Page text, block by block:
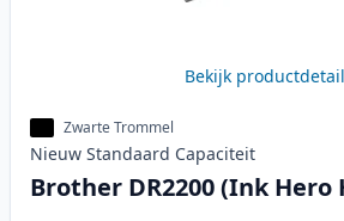
Bekijk
Zwarte Trommel
Nieuw Standaard Capaciteit
Brother DR2200 (Ink Hero